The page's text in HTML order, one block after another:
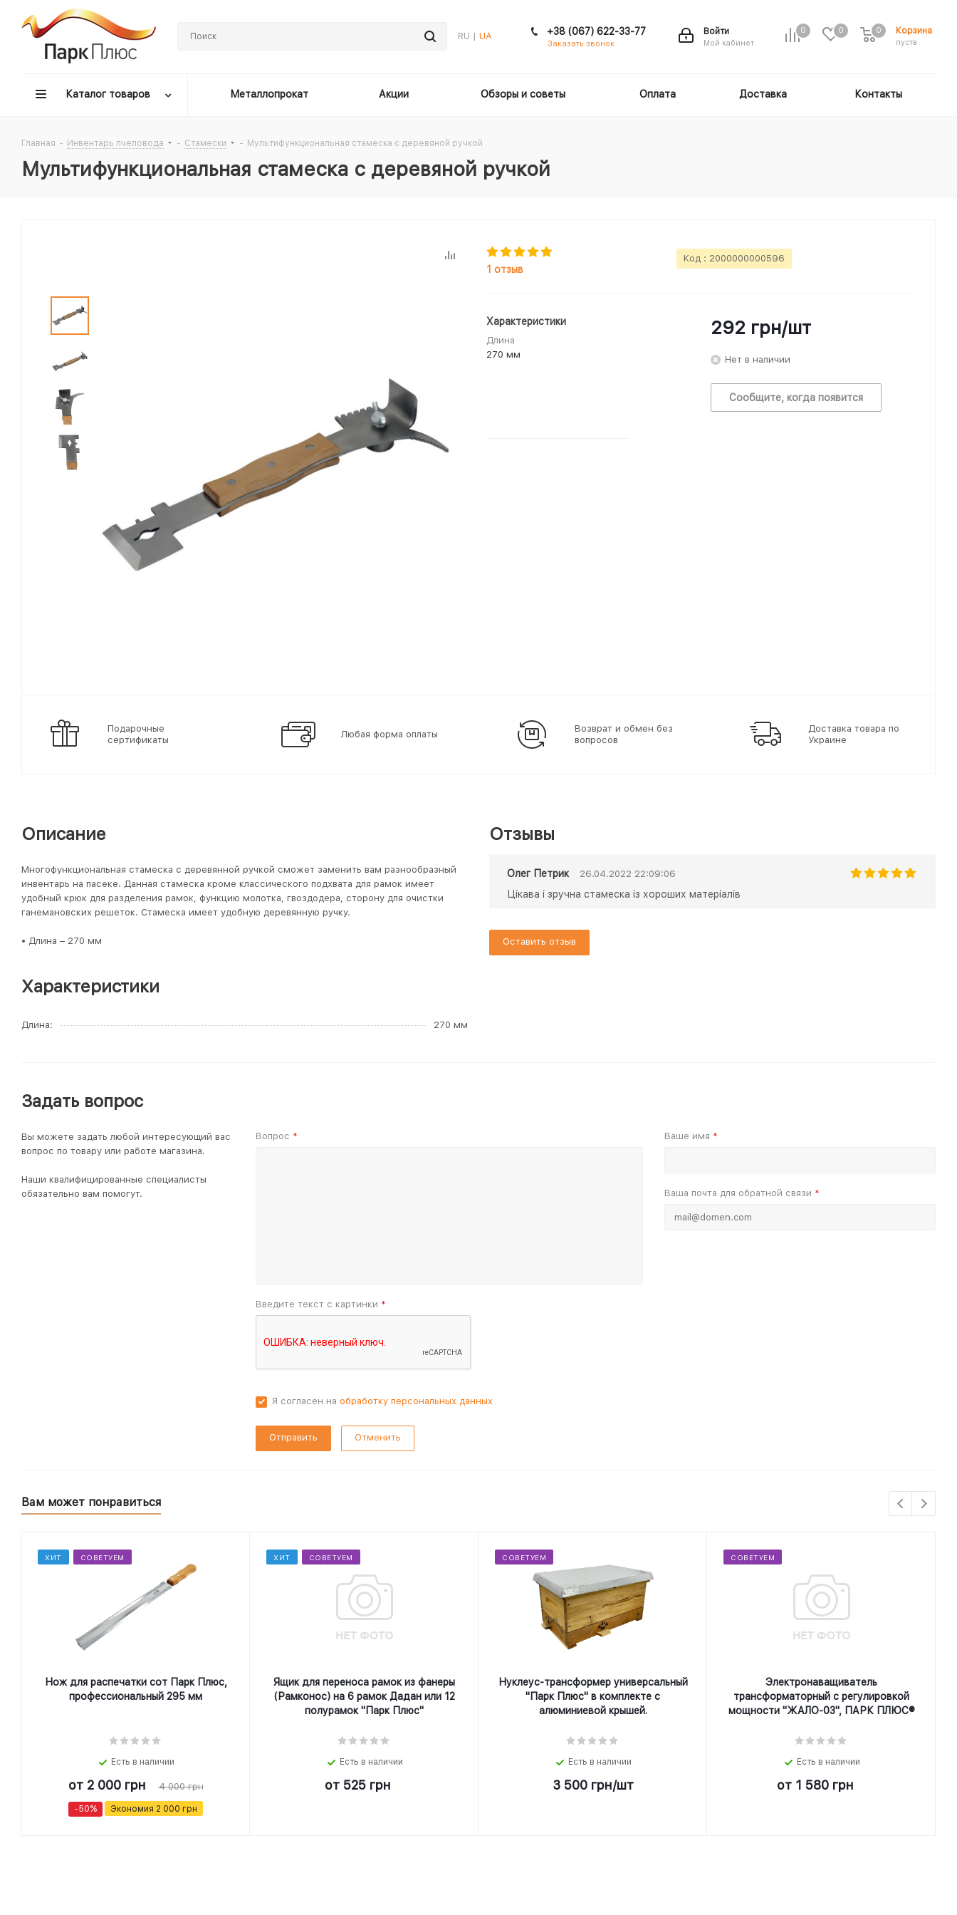
RU | UA
0 0 Корзина
пуста
0
Войти
Мой кабинет
+38 (067) 622-33-77
Заказать звонок
Каталог товаров Металлопрокат Акции Обзоры и советы Оплата Доставка Контакты
Главная - Инвентарь пчеловода - Стамески - Мультифункциональная стамеска с деревяной ручкой
Мультифункциональная стамеска с деревяной ручкой
1 отзыв
Код : 2000000000596
Характеристики
Длина
270 мм
292 грн/шт
Нет в наличии
Сообщите, когда появится
Подарочные
сертификаты
Любая форма оплаты
Возврат и обмен без
вопросов
Доставка товара по
Украине
Описание
Многофункциональная стамеска с деревянной ручкой сможет заменить вам разнообразный
инвентарь на пасеке. Данная стамеска кроме классического подхвата для рамок имеет
удобный крюк для разделения рамок, функцию молотка, гвоздодера, сторону для очистки
ганемановских решеток. Стамеска имеет удобную деревянную ручку.
• Длина – 270 мм
Характеристики
Длина 270 мм
Отзывы
Олег Петрик 26.04.2022 22:09:06
Цікава і зручна стамеска із хороших матеріалів
Оставить отзыв
Задать вопрос
Вы можете задать любой интересующий вас
вопрос по товару или работе магазина.
Наши квалифицированные специалисты
обязательно вам помогут.
Вопрос * Ваше имя *
Ваша почта для обратной связи *
Введите текст с картинки *
Я согласен на обработку персональных данных
Отменить
Вам может понравиться
ХИТ СОВЕТУЕМ
Нож для распечатки сот Парк Плюс,
профеcсиональный 295 мм
Есть в наличии
от 2 000 грн 4 000 грн
-50% Экономия 2 000 грн
ХИТ СОВЕТУЕМ
Ящик для переноса рамок из фанеры
(Рамконос) на 6 рамок Дадан или 12
полурамок "Парк Плюс"
Есть в наличии
от 525 грн
СОВЕТУЕМ
Нуклеус-трансформер универсальный
"Парк Плюс" в комплекте с
алюминиевой крышей.
Есть в наличии
3 500грн/шт
СОВЕТУЕМ
Электронаващиватель
трансформаторный с регулировкой
мощности "ЖАЛО-03", ПАРК ПЛЮС®
Есть в наличии
от 1 580 грн